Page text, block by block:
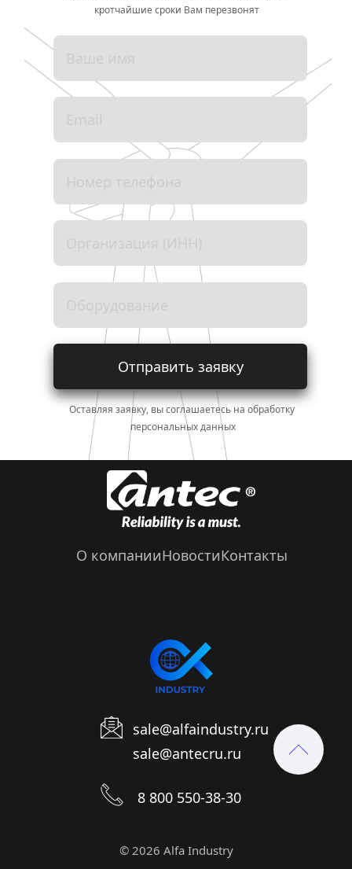
Отправить заявку
кротчайшие сроки Вам перезвонят
Оставляя заявку, вы соглашаетесь на обработку
персональных данных
О компанииНовостиКонтакты
© 2026 Аlfa Industry
sale@alfaindustry.ru
8 800 550-38-30
sale@antecru.ru